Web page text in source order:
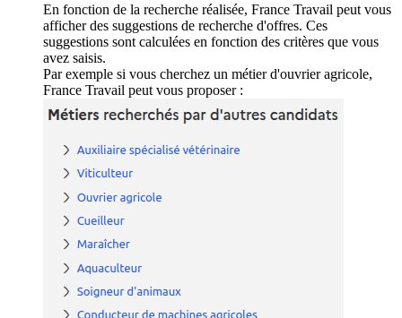
En fonction de la recherche réalisée, France Travail peut vous
afficher des suggestions de recherche d'offres. Ces
suggestions sont calculées en fonction des critères que vous
avez saisis.
Par exemple si vous cherchez un métier d'ouvrier agricole,
France Travail peut vous proposer :